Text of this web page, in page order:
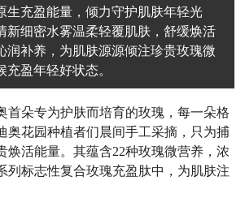
生充盈能量，倾力守护肌肤年轻光
新细密水雾温柔轻覆肌肤，舒缓焕活
润补养，为肌肤源源倾注珍贵玫瑰微
盈年轻好状态。
首朵专为护肤而培育的玫瑰，每一朵格
奥花园种植者们晨间手工采摘，只为捕
焕活能量。其蕴含22种玫瑰微营养，浓
列标志性复合玫瑰充盈肽中，为肌肤注